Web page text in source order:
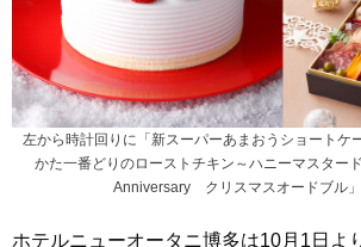
左から時計回りに「新スーパーあまおうショートケ
かた一番どりのローストチキン～ハニーマスター
Anniversary クリスマスオードブル
ホテルニューオータニ博多は10月1日よ